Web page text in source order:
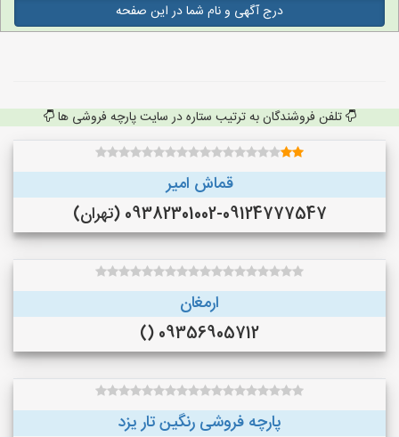
درج آگهی و نام شما در این صفحه
تلفن فروشندگان به ترتیب ستاره در سایت پارچه فروشی ها
قماش امیر
09382301002-09124777547 (تهران)
ارمغان
09356905712 ()
پارچه فروشی رنگین تار یزد